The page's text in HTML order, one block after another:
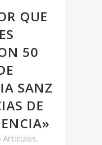
QUE
50
SANZ
DE
Artículos,